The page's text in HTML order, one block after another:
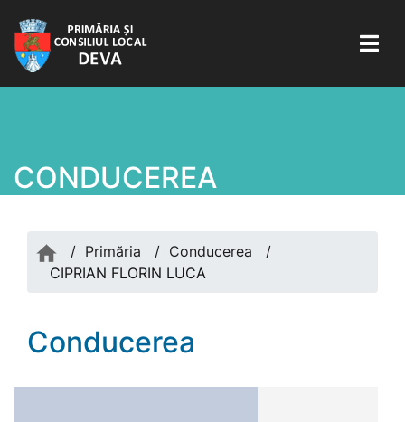
CONDUCEREA
/ Primăria / Conducerea
/
CIPRIAN FLORIN LUCA
Conducerea